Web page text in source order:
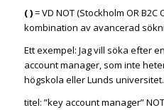
( )= VD NOT (Stockholm OR B2C
kombination av avancerad
Ett exempel: Jag vill söka efter
account manager, som inte
högskola eller Lunds
titel: ”key account manager”